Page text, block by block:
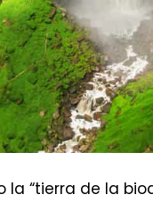
“tierra de la